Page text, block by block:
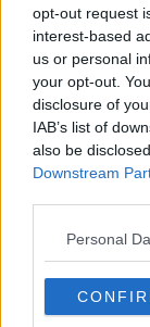
opt-out request
interest-based
us or personal
your opt-out.
disclosure of
IAB’s list of
also be
Downstream
Personal
Questo è unprimo
gestite dai
Successivamente
guardiee per
per la vigilanza e il
naturalistico
per il presidio dei
monumentalie dei